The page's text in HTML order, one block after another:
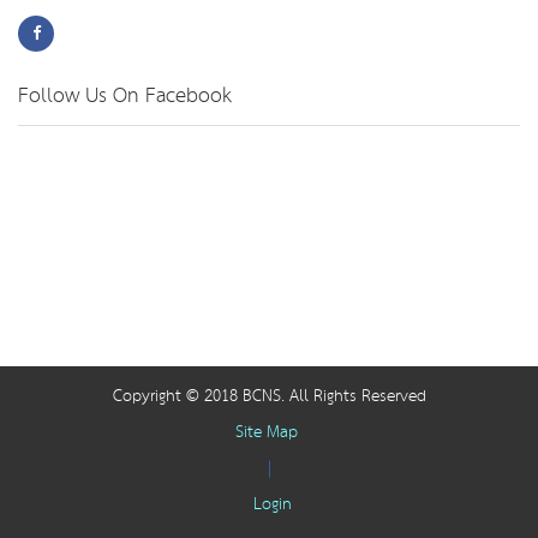
Follow Us On Facebook
Copyright © 2018 BCNS. All Rights Reserved
Site Map
|
Login